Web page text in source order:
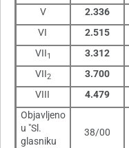
V
2.336
VI
2.515
VII1 3.312
VII2 3.700
VIII
4.479
Objavljeno
u "Sl.
glasniku
38/00